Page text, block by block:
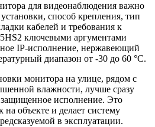
для видеонаблюдения важно
способ крепления, тип
кабелей и требования к
ключевыми аргументами
IP-исполнение, нержавеющий
диапазон от -30 до 60 °C.
монитора на улице, рядом с
влажности, лучше сразу
исполнение. Это
объекте и делает систему
в эксплуатации.